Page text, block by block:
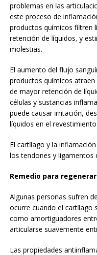
problemas en las
este proceso de
productos químicos filtren
retención de líquidos, y
molestias.
El aumento del flujo
productos químicos
de mayor retención de
células y sustancias
puede causar irritación,
líquidos en el
El cartílago y la
los tendones y ligamentos
Remedio para
Algunas personas sufren
ocurre cuando el cartílago
como amortiguadores
articularse suavemente
Las propiedades